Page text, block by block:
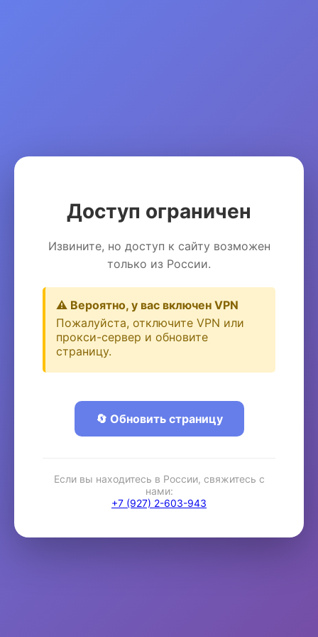
Доступ ограничен
Извините, но доступ к сайту возможен
только из России.
⚠️ Вероятно, у вас включен VPN
Пожалуйста, отключите VPN или
прокси-сервер и обновите
страницу.
🔄 Обновить страницу
Если вы находитесь в России, свяжитесь с
нами:
+7 (927) 2-603-943